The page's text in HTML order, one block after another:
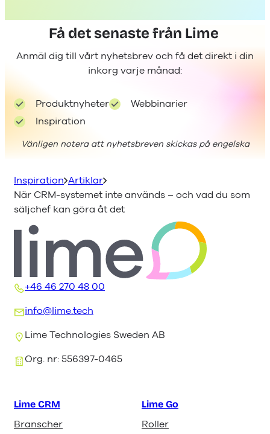
du
tillväga
att
system
Få det senaste från Lime
Anmäl dig till vårt nyhetsbrev och få det direkt i din
inkorg varje månad:
Produktnyheter
Webbinarier
Inspiration
Vänligen notera att nyhetsbreven skickas på engelska
Inspiration Artiklar
När CRM-systemet inte används – och vad du som
säljchef kan göra åt det
+46 46 270 48 00
info@lime.tech
Lime Technologies Sweden AB
Org. nr: 556397-0465
Lime CRM
Branscher
Lime Go
Roller